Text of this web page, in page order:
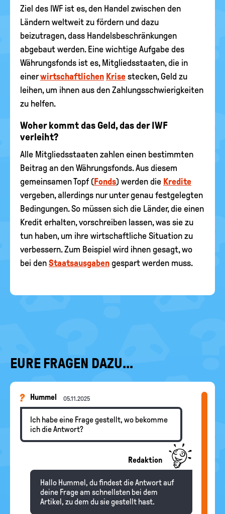
Ziel des IWF ist es, den Handel zwischen den
Ländern weltweit zu fördern und dazu
beizutragen, dass Handelsbeschränkungen
abgebaut werden. Eine wichtige Aufgabe des
Währungsfonds ist es, Mitgliedsstaaten, die in
einerwirtschaftlichen Krise stecken, Geld zu
leihen, um ihnen aus den Zahlungsschwierigkeiten
zu helfen.
Woher kommt das Geld, das der IWF
verleiht?
Alle Mitgliedsstaaten zahlen einen bestimmten
Beitrag an den Währungsfonds. Aus diesem
gemeinsamen Topf (Fonds) werden die Kredite
vergeben, allerdings nur unter genau festgelegten
Bedingungen. So müssen sich die Länder, die einen
Kredit erhalten, vorschreiben lassen, was sie zu
tun haben, um ihre wirtschaftliche Situation zu
verbessern. Zum Beispiel wird ihnen gesagt, wo
bei den Staatsausgaben gespart werden muss.
EURE FRAGEN DAZU...
Hummel 05.11.2025
Ich habe eine Frage gestellt, wo bekomme
ich die Antwort?
Redaktion
Hallo Hummel, du findest die Antwort auf
deine Frage am schnellsten bei dem
Artikel, zu dem du sie gestellt hast.